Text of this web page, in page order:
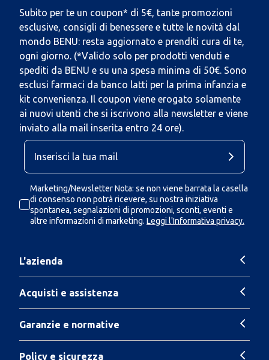
Subito per te un coupon* di 5€, tante promozioni
esclusive, consigli di benessere e tutte le novità dal
mondo BENU: resta aggiornato e prenditi cura di te,
ogni giorno. (*Valido solo per prodotti venduti e
spediti da BENU e su una spesa minima di 50€. Sono
esclusi farmaci da banco latti per la prima infanzia e
kit convenienza. Il coupon viene erogato solamente
ai nuovi utenti che si iscrivono alla newsletter e viene
inviato alla mail inserita entro 24 ore).
Marketing/Newsletter Nota: se non viene barrata la casella
di consenso non potrà ricevere, su nostra iniziativa
spontanea, segnalazioni di promozioni, sconti, eventi e
altre informazioni di marketing. Leggi l'Informativa privacy.
L'azienda
Acquisti e assistenza
Garanzie e normative
Policy e sicurezza